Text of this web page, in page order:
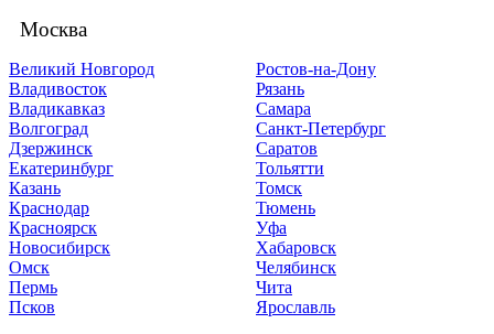
Москва
Великий Новгород
Владивосток
Владикавказ
Волгоград
Дзержинск
Екатеринбург
Казань
Краснодар
Красноярск
Новосибирск
Омск
Пермь
Псков
Ростов-на-Дону
Рязань
Самара
Санкт-Петербург
Саратов
Тольятти
Томск
Тюмень
Уфа
Хабаровск
Челябинск
Чита
Ярославль